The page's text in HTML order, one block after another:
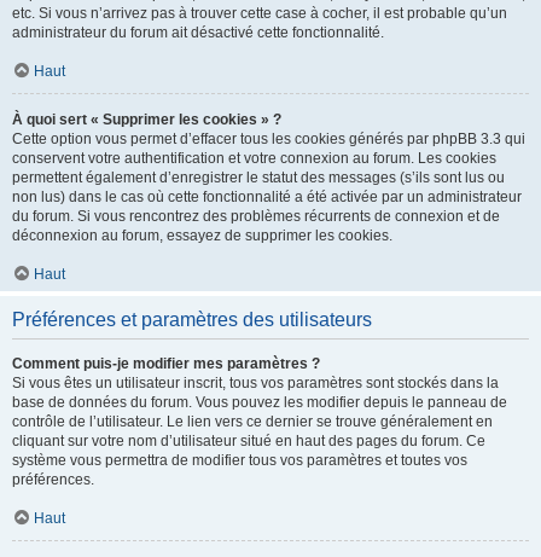
etc. Si vous n’arrivez pas à trouver cette case à cocher, il est probable qu’un
administrateur du forum ait désactivé cette fonctionnalité.
Haut
À quoi sert « Supprimer les cookies » ?
Cette option vous permet d’effacer tous les cookies générés par phpBB 3.3 qui
conservent votre authentification et votre connexion au forum. Les cookies
permettent également d’enregistrer le statut des messages (s’ils sont lus ou
non lus) dans le cas où cette fonctionnalité a été activée par un administrateur
du forum. Si vous rencontrez des problèmes récurrents de connexion et de
déconnexion au forum, essayez de supprimer les cookies.
Haut
Préférences et paramètres des utilisateurs
Comment puis-je modifier mes paramètres ?
Si vous êtes un utilisateur inscrit, tous vos paramètres sont stockés dans la
base de données du forum. Vous pouvez les modifier depuis le panneau de
contrôle de l’utilisateur. Le lien vers ce dernier se trouve généralement en
cliquant sur votre nom d’utilisateur situé en haut des pages du forum. Ce
système vous permettra de modifier tous vos paramètres et toutes vos
préférences.
Haut